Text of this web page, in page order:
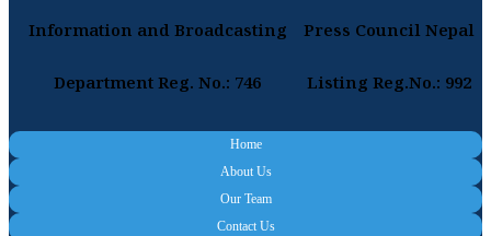
Information and Broadcasting
Department Reg. No.: 746
Press Council Nepal
Listing Reg.No.: 992
Home
About Us
Our Team
Contact Us